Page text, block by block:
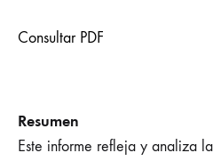
Consultar PDF
Resumen
Este informe refleja y analiza